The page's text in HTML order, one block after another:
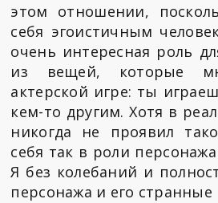
этом отношении,
себя эгоистичным
очень интересная роль
из вещей, которые
актерской игре: ты
кем-то другим. Хотя в
никогда не проявил
себя так в роли
Я без колебаний и
персонажа и его странные